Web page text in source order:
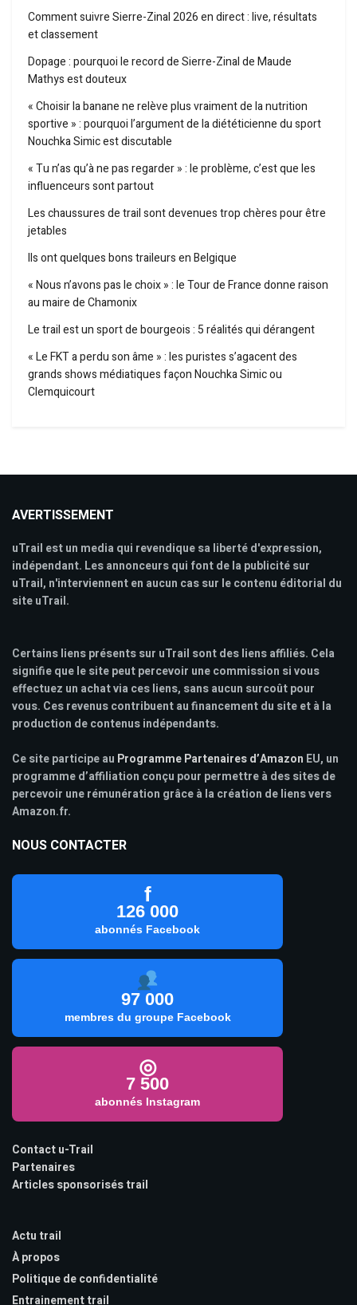
Comment suivre Sierre-Zinal 2026 en direct : live, résultats
et classement
Dopage : pourquoi le record de Sierre-Zinal de Maude
Mathys est douteux
« Choisir la banane ne relève plus vraiment de la nutrition
sportive » : pourquoi l’argument de la diététicienne du sport
Nouchka Simic est discutable
« Tu n’as qu’à ne pas regarder » : le problème, c’est que les
influenceurs sont partout
Les chaussures de trail sont devenues trop chères pour être
jetables
Ils ont quelques bons traileurs en Belgique
« Nous n’avons pas le choix » : le Tour de France donne raison
au maire de Chamonix
Le trail est un sport de bourgeois : 5 réalités qui dérangent
« Le FKT a perdu son âme » : les puristes s’agacent des
grands shows médiatiques façon Nouchka Simic ou
Clemquicourt
AVERTISSEMENT
uTrail est un media qui revendique sa liberté d'expression,
indépendant. Les annonceurs qui font de la publicité sur
uTrail, n'interviennent en aucun cas sur le contenu éditorial du
site uTrail.
Certains liens présents sur uTrail sont des liens affiliés. Cela
signifie que le site peut percevoir une commission si vous
effectuez un achat via ces liens, sans aucun surcoût pour
vous. Ces revenus contribuent au financement du site et à la
production de contenus indépendants.
Ce site participe au Programme Partenaires d’Amazon EU, un
programme d’affiliation conçu pour permettre à des sites de
percevoir une rémunération grâce à la création de liens vers
Amazon.fr.
NOUS CONTACTER
f
126 000
abonnés Facebook
97 000
membres du groupe Facebook
◎
7 500
abonnés Instagram
Contact u-Trail
Partenaires
Articles sponsorisés trail
Actu trail
À propos
Politique de confidentialité
Entrainement trail